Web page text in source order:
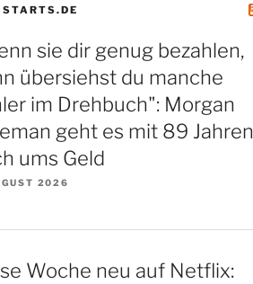
sie dir genug bezahlen,
übersiehst du manche
im Drehbuch": Morgan
geht es mit 89 Jahren
ums Geld
2026
Woche neu auf Netflix: